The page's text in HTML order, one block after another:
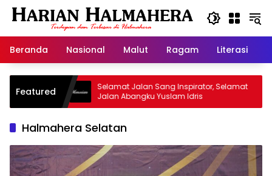
Langsung
Beranda
Nasional Malut Ragam Literasi
Featured
Selamat Jalan Sang Inspirator, Selamat
Jalan Abangku Yuslam Idris
Halmahera Selatan